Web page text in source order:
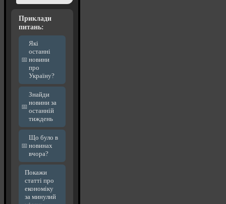
Приклади
питань:
Які
останні
новини
про
Україну?
Знайди
новини за
останній
тиждень
Що було в
новинах
вчора?
Покажи
статті про
економіку
за минулий